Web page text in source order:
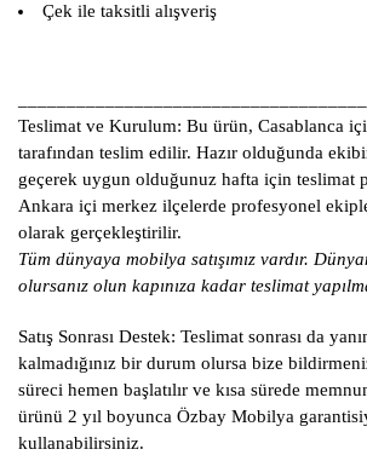
Çek ile taksitli alışveriş
Teslimat ve Kurulum: Bu ürün, Casablanca
tarafından teslim edilir. Hazır olduğunda
geçerek uygun olduğunuz hafta için teslimat
Ankara içi merkez ilçelerde profesyonel
olarak gerçekleştirilir.
Tüm dünyaya mobilya satışımız vardır.
olursanız olun kapınıza kadar teslimat
Satış Sonrası Destek: Teslimat sonrası da
kalmadığınız bir durum olursa bize
süreci hemen başlatılır ve kısa sürede
ürünü 2 yıl boyunca Özbay Mobilya
kullanabilirsiniz.